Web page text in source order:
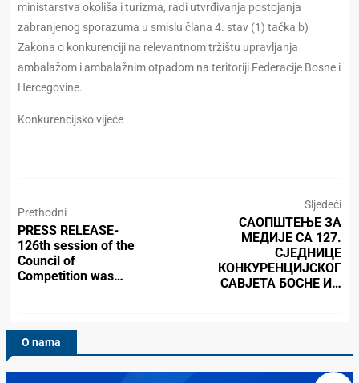
ministarstva okoliša i turizma, radi utvrđivanja postojanja
zabranjenog sporazuma u smislu člana 4. stav (1) tačka b)
Zakona o konkurenciji na relevantnom tržištu upravljanja
ambalažom i ambalažnim otpadom na teritoriji Federacije Bosne i
Hercegovine.
Konkurencijsko vijeće
Prethodni
PRESS RELEASE-
126th session of the
Council of
Competition was…
Sljedeći
САОПШТЕЊЕ ЗА
МЕДИЈЕ СА 127.
СЈЕДНИЦЕ
КОНКУРЕНЦИЈСКОГ
САВЈЕТА БОСНЕ И…
O nama